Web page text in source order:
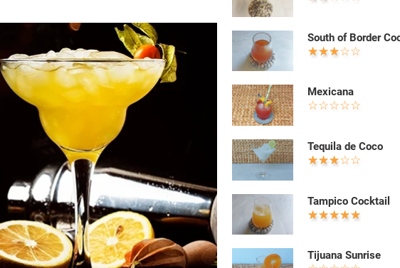
South of Border
Mexicana
Tequila de Coco
Tampico Cocktail
Tijuana Sunrise